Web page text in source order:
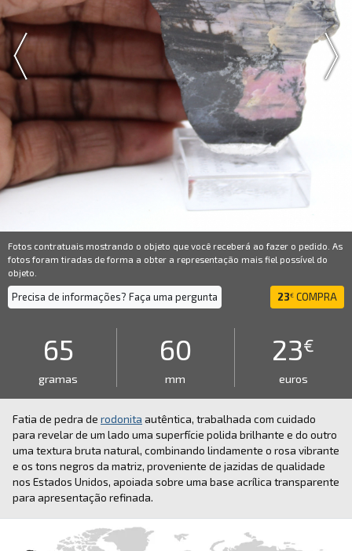
Fotos contratuais mostrando o objeto que você receberá ao fazer o pedido. As
fotos foram tiradas de forma a obter a representação mais fiel possível do
objeto.
Precisa de informações? Faça uma pergunta 23€ COMPRA
65
gramas
60
mm
23€
euros
Fatia de pedra de rodonita autêntica, trabalhada com cuidado
para revelar de um lado uma superfície polida brilhante e do outro
uma textura bruta natural, combinando lindamente o rosa vibrante
e os tons negros da matriz, proveniente de jazidas de qualidade
nos Estados Unidos, apoiada sobre uma base acrílica transparente
para apresentação refinada.